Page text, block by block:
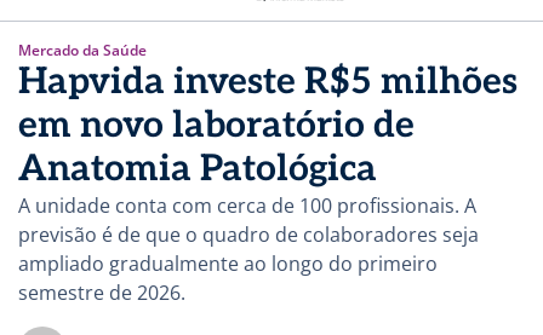
Mercado da Saúde
Hapvida investe R$5 milhões
em novo laboratório de
Anatomia Patológica
A unidade conta com cerca de 100 profissionais. A
previsão é de que o quadro de colaboradores seja
ampliado gradualmente ao longo do primeiro
semestre de 2026.